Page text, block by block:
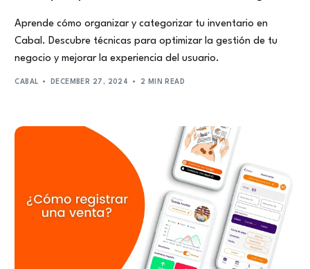
Aprende cómo organizar y categorizar tu inventario en
Cabal. Descubre técnicas para optimizar la gestión de tu
negocio y mejorar la experiencia del usuario.
CABAL DECEMBER 27, 2024 2 MIN READ